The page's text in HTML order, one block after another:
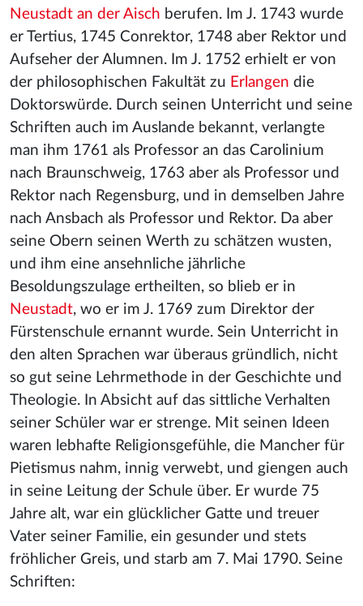
Neustadt an der Aisch berufen. Im J. 1743 wurde
er Tertius, 1745 Conrektor, 1748 aber Rektor und
Aufseher der Alumnen. Im J. 1752 erhielt er von
der philosophischen Fakultät zu Erlangen die
Doktorswürde. Durch seinen Unterricht und seine
Schriften auch im Auslande bekannt, verlangte
man ihm 1761 als Professor an das Carolinium
nach Braunschweig, 1763 aber als Professor und
Rektor nach Regensburg, und in demselben Jahre
nach Ansbach als Professor und Rektor. Da aber
seine Obern seinen Werth zu schätzen wusten,
und ihm eine ansehnliche jährliche
Besoldungszulage ertheilten, so blieb er in
Neustadt, wo er im J. 1769 zum Direktor der
Fürstenschule ernannt wurde. Sein Unterricht in
den alten Sprachen war überaus gründlich, nicht
so gut seine Lehrmethode in der Geschichte und
Theologie. In Absicht auf das sittliche Verhalten
seiner Schüler war er strenge. Mit seinen Ideen
waren lebhafte Religionsgefühle, die Mancher für
Pietismus nahm, innig verwebt, und giengen auch
in seine Leitung der Schule über. Er wurde 75
Jahre alt, war ein glücklicher Gatte und treuer
Vater seiner Familie, ein gesunder und stets
fröhlicher Greis, und starb am 7. Mai 1790. Seine
Schriften: